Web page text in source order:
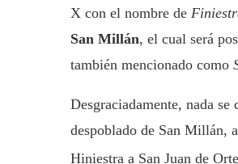
X con el nombre de
San Millán, el cual será
también mencionado como
Desgraciadamente, nada
despoblado de San Millán,
Hiniestra a San Juan de